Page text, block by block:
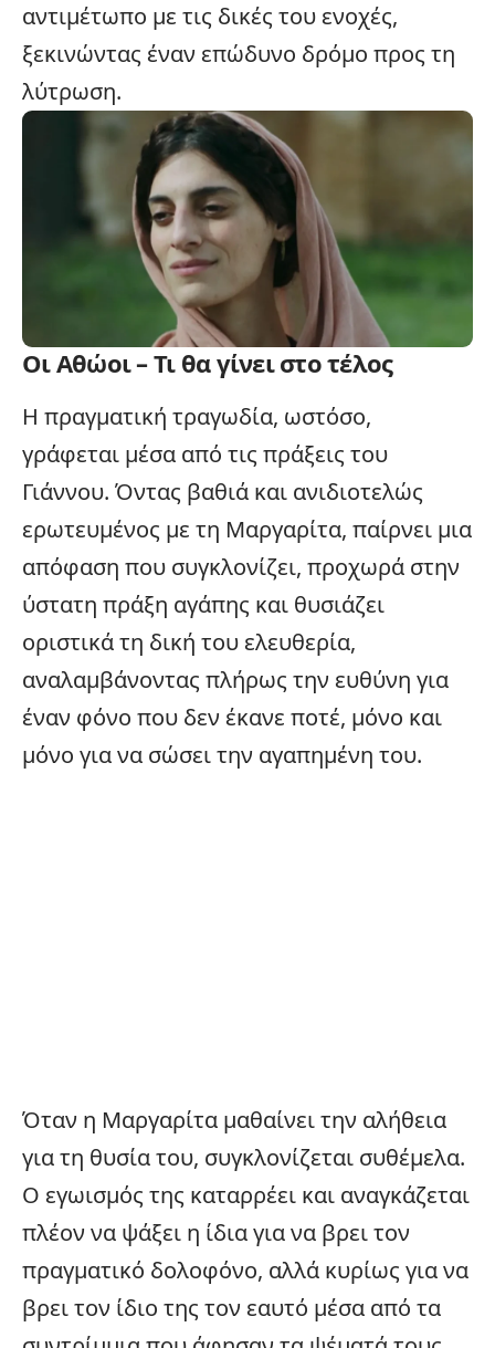
αντιμέτωπο με τις δικές του ενοχές,
ξεκινώντας έναν επώδυνο δρόμο προς τη
λύτρωση.
Οι Αθώοι – Τι θα γίνει στο τέλος
Η πραγματική τραγωδία, ωστόσο,
γράφεται μέσα από τις πράξεις του
Γιάννου. Όντας βαθιά και ανιδιοτελώς
ερωτευμένος με τη Μαργαρίτα, παίρνει μια
απόφαση που συγκλονίζει, προχωρά στην
ύστατη πράξη αγάπης και θυσιάζει
οριστικά τη δική του ελευθερία,
αναλαμβάνοντας πλήρως την ευθύνη για
έναν φόνο που δεν έκανε ποτέ, μόνο και
μόνο για να σώσει την αγαπημένη του.
Όταν η Μαργαρίτα μαθαίνει την αλήθεια
για τη θυσία του, συγκλονίζεται συθέμελα.
Ο εγωισμός της καταρρέει και αναγκάζεται
πλέον να ψάξει η ίδια για να βρει τον
πραγματικό δολοφόνο, αλλά κυρίως για να
βρει τον ίδιο της τον εαυτό μέσα από τα